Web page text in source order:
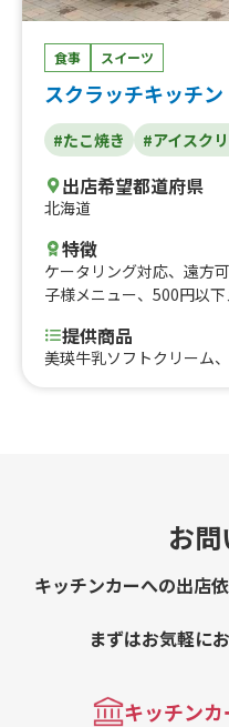
食事 スイーツ
スクラッチキッチン
#たこ焼き #アイスク
出店希望都道府県
北海道
特徴
ケータリング対応、 遠方
子様メニュー、 500円以
提供商品
美瑛牛乳ソフトクリーム
お
キッチンカーへの出店
まずはお気軽に
キッチン